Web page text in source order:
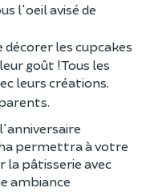
l'oeil avisé de
les cupcakes
goût ! Tous les
leurs créations.
permettra à votre
la pâtisserie avec
ambiance